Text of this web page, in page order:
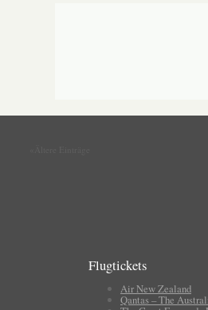
Flugtickets
Air New Zealand
Qantas – The